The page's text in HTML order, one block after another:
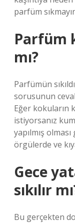
parfüm
Parfüm
mı?
Parfümün
sorusunun
Eğer kokuların
istiyorsanız
yapılmış
örgülerde ve
Gece
sıkılır
Bu gerçekten